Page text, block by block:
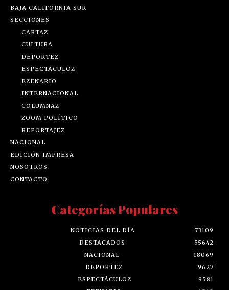
BAJA CALIFORNIA SUR
SECCIONES
CARTAZ
CULTURA
DEPORTEZ
ESPECTÁCULOZ
EZENARIO
INTERNACIONAL
COLUMNAZ
ZOOM POLÍTICO
REPORTAJEZ
NACIONAL
EDICIÓN IMPRESA
NOSOTROS
CONTACTO
Categorías Populares
NOTICIAS DEL DÍA
73109
DESTACADOS
55642
NACIONAL
18069
DEPORTEZ
9627
ESPECTÁCULOZ
9581